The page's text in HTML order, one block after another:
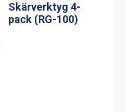
Skärverktyg 4-
pack (RG-100)